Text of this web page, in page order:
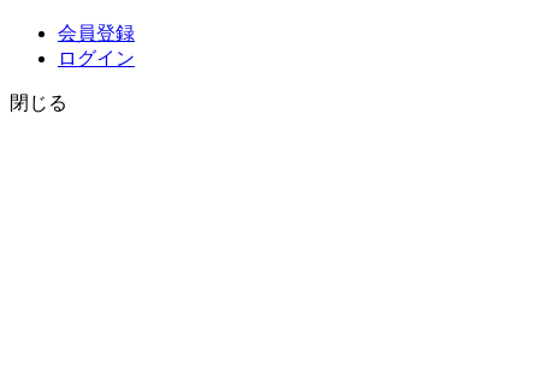
会員登録
ログイン
閉じる